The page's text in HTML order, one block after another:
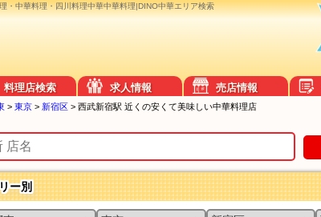
・中華料理・四川料理中華中華料理|DINO中華エリア検索
料理店検索 求人情報 売店情報
> 東京 > 新宿区 > 西武新宿駅 近くの安くて美味しい中華料理店
ー別